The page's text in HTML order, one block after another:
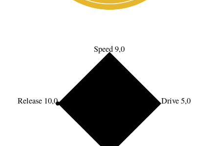
Speed 9,0
Drive 5,0
Release 10,0